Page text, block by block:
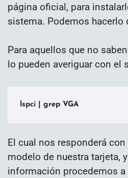
página oficial, para
sistema. Podemos hacerlo
Para aquellos que no
lo pueden averiguar con el
lspci | grep VGA
El cual nos responderá
modelo de nuestra tarjeta,
información procedemos a